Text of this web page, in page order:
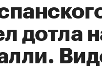
дотла